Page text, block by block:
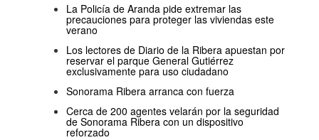
La Policía de Aranda pide extremar las
precauciones para proteger las viviendas este
verano
Los lectores de Diario de la Ribera apuestan por
reservar el parque General Gutiérrez
exclusivamente para uso ciudadano
Sonorama Ribera arranca con fuerza
Cerca de 200 agentes velarán por la seguridad
de Sonorama Ribera con un dispositivo
reforzado